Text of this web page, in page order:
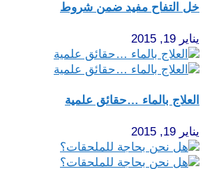
خل التفاح مفيد ضمن شروط
يناير 19, 2015
العلاج بالماء …حقائق علمية
يناير 19, 2015